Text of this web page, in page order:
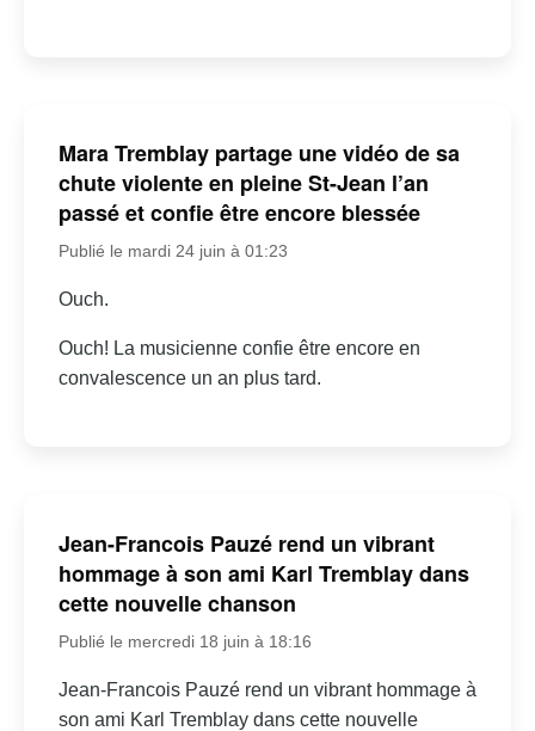
Mara Tremblay partage une vidéo de sa
chute violente en pleine St-Jean l’an
passé et confie être encore blessée
Publié le mardi 24 juin à 01:23
Ouch.
Ouch! La musicienne confie être encore en
convalescence un an plus tard.
Jean-Francois Pauzé rend un vibrant
hommage à son ami Karl Tremblay dans
cette nouvelle chanson
Publié le mercredi 18 juin à 18:16
Jean-Francois Pauzé rend un vibrant hommage à
son ami Karl Tremblay dans cette nouvelle